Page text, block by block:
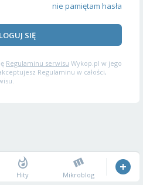
nie pamiętam hasła
SIĘ
Regulaminu serwisu Wykop.pl w jego
Regulaminu w całości,
Hity Mikroblog